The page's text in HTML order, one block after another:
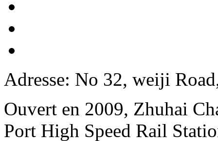
Adresse: No 32, weiji
Ouvert en 2009, Zhuhai
Port High Speed Rail